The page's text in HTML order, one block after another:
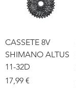
CASSETE 8V
SHIMANO ALTUS
11-32D
Preço
17,99 €